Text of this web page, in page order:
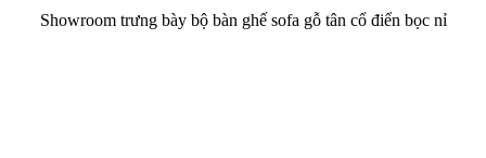
Showroom trưng bày bộ bàn ghế sofa gỗ tân cổ điển bọc nỉ